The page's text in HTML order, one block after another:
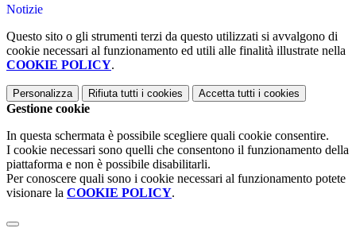
Notizie
Questo sito o gli strumenti terzi da questo utilizzati si avvalgono di
cookie necessari al funzionamento ed utili alle finalità illustrate nella
COOKIE POLICY.
Personalizza Rifiuta tutti i cookies Accetta tutti i cookies
Gestione cookie
In questa schermata è possibile scegliere quali cookie consentire.
I cookie necessari sono quelli che consentono il funzionamento della
piattaforma e non è possibile disabilitarli.
Per conoscere quali sono i cookie necessari al funzionamento potete
visionare la COOKIE POLICY.